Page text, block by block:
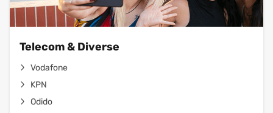
Telecom & Diverse
Vodafone
KPN
Odido